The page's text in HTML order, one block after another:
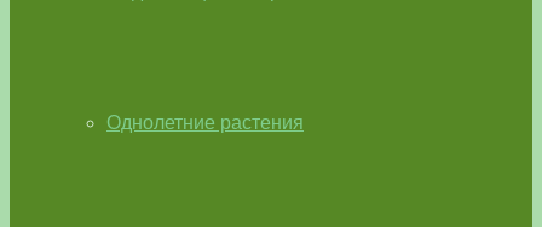
Однолетние растения